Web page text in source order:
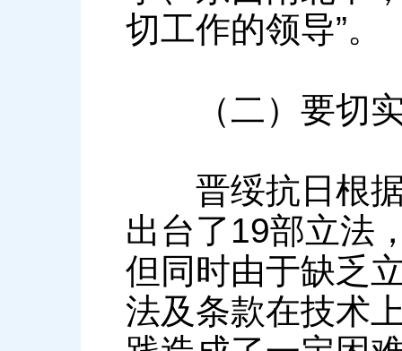
切工作的领导”。
（二）要切实
晋绥抗日根据
出台了19部立法
但同时由于缺乏
法及条款在技术